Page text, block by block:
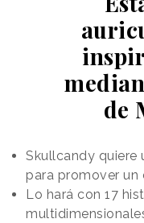
de
Skullcandy quiere
para promover
Lo hará con 17